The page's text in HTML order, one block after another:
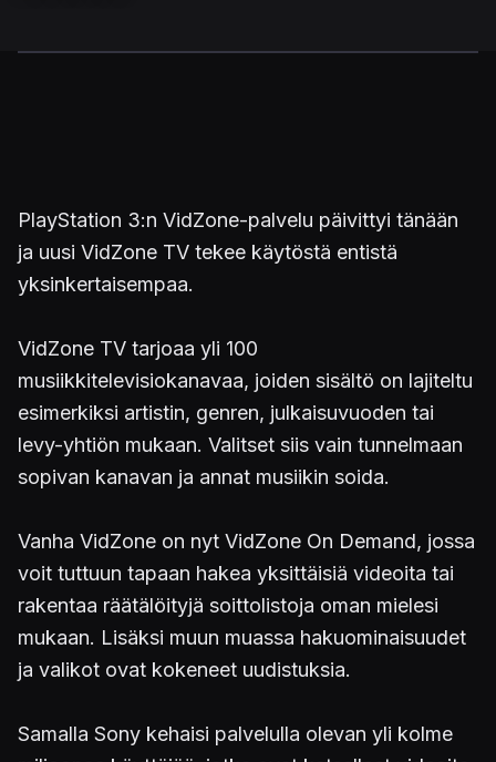
PlayStation 3:n VidZone-palvelu päivittyi tänään
ja uusi VidZone TV tekee käytöstä entistä
yksinkertaisempaa.
VidZone TV tarjoaa yli 100
musiikkitelevisiokanavaa, joiden sisältö on lajiteltu
esimerkiksi artistin, genren, julkaisuvuoden tai
levy-yhtiön mukaan. Valitset siis vain tunnelmaan
sopivan kanavan ja annat musiikin soida.
Vanha VidZone on nyt VidZone On Demand, jossa
voit tuttuun tapaan hakea yksittäisiä videoita tai
rakentaa räätälöityjä soittolistoja oman mielesi
mukaan. Lisäksi muun muassa hakuominaisuudet
ja valikot ovat kokeneet uudistuksia.
Samalla Sony kehaisi palvelulla olevan yli kolme